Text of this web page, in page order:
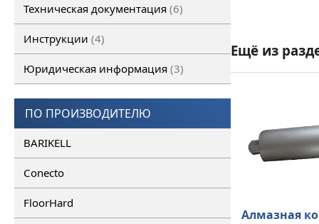
Техническая документация 6
Инструкции 4
Юридическая информация 3
ПО ПРОИЗВОДИТЕЛЮ
BARIKELL
Conecto
FloorHard
Ещё из
Алмазная